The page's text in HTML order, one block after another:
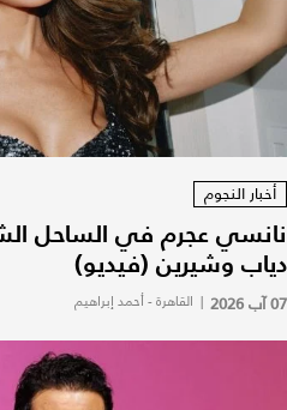
أخبار النجوم
نانسي عجرم في الساحل
دياب وشيرين (فيديو)
07 آب 2026 | القاهرة - أحمد إبراهيم